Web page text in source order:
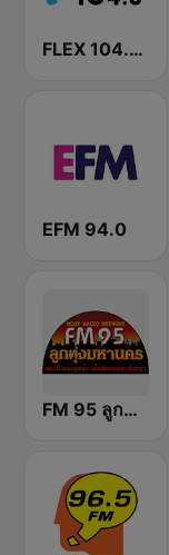
FLEX 104.5 FM
EFM 94.0
FM 95 ลูกทุ่งมหานคร อสมท